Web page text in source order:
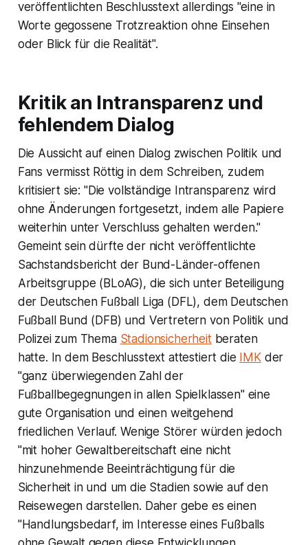
veröffentlichten Beschlusstext allerdings "eine in
Worte gegossene Trotzreaktion ohne Einsehen
oder Blick für die Realität".
Kritik an Intransparenz und
fehlendem Dialog
Die Aussicht auf einen Dialog zwischen Politik und
Fans vermisst Röttig in dem Schreiben, zudem
kritisiert sie: "Die vollständige Intransparenz wird
ohne Änderungen fortgesetzt, indem alle Papiere
weiterhin unter Verschluss gehalten werden."
Gemeint sein dürfte der nicht veröffentlichte
Sachstandsbericht der Bund-Länder-offenen
Arbeitsgruppe (BLoAG), die sich unter Beteiligung
der Deutschen Fußball Liga (DFL), dem Deutschen
Fußball Bund (DFB) und Vertretern von Politik und
Polizei zum Thema Stadionsicherheitberaten
hatte. In dem Beschlusstext attestiert die
IMKder
"ganz überwiegenden Zahl der
Fußballbegegnungen in allen Spielklassen" eine
gute Organisation und einen weitgehend
friedlichen Verlauf. Wenige Störer würden jedoch
"mit hoher Gewaltbereitschaft eine nicht
hinzunehmende Beeinträchtigung für die
Sicherheit in und um die Stadien sowie auf den
Reisewegen darstellen. Daher gebe es einen
"Handlungsbedarf, im Interesse eines Fußballs